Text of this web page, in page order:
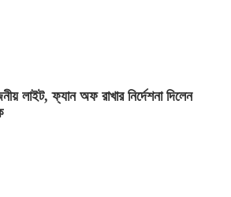
লাইট, ফ্যান অফ রাখার নির্দেশনা দিলেন